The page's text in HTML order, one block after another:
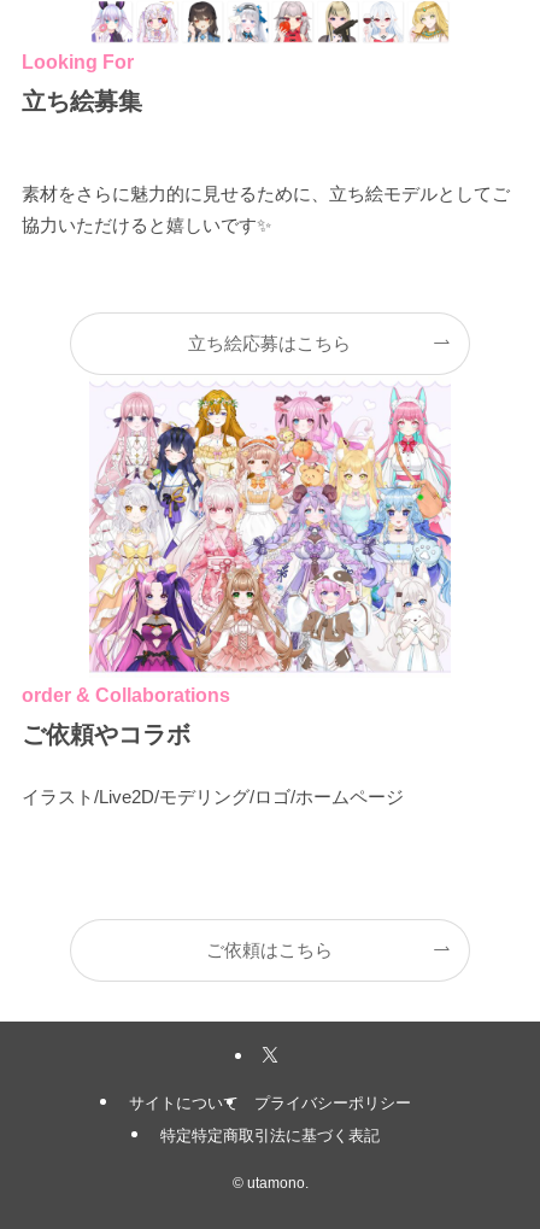
Looking For
立ち絵募集
素材をさらに魅力的に見せるために、立ち絵モデルとしてご
協力いただけると嬉しいです✨
立ち絵応募はこちら
order & Collaborations
ご依頼やコラボ
イラスト/Live2D/モデリング/ロゴ/ホームページ
ご依頼はこちら
サイトについて
プライバシーポリシー
特定特定商取引法に基づく表記
©utamono.